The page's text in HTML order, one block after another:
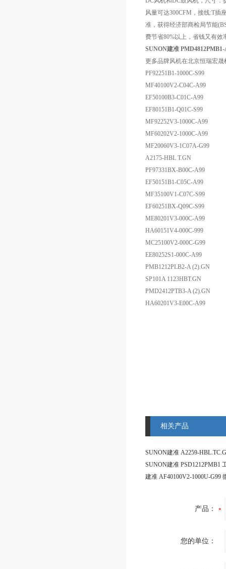
风量可达300CFM，接线:T插
准，获得经济部商检局节能
费节省80%以上，省钱又有
SUNON建准
更多品牌风机在北京恒瑞宏
PF92251B1-1000C-S99
MF40100V2-C04C-A99
EF50100B3-C01C-A99
EF80151B1-Q01C-S99
MF92252V3-1000C-A99
MF60202V2-1000C-A99
MF20060V3-1C07A-G99
A2175-HBL T.GN
PF97331BX-B00C-A99
EF50151B1-C05C-A99
MF35100V1-C07C-S99
EF60251BX-Q09C-S99
ME80201V3-000C-A99
HA60151V4-000C-999
MC25100V2-000C-G99
EE80252S1-000C-A99
PMB1212PLB2-A (2).GN
SP101A 1123HBT.GN
PMD2412PTB3-A (2).GN
HA60201V3-E00C-A99
相关产品
产品：
您的单位：